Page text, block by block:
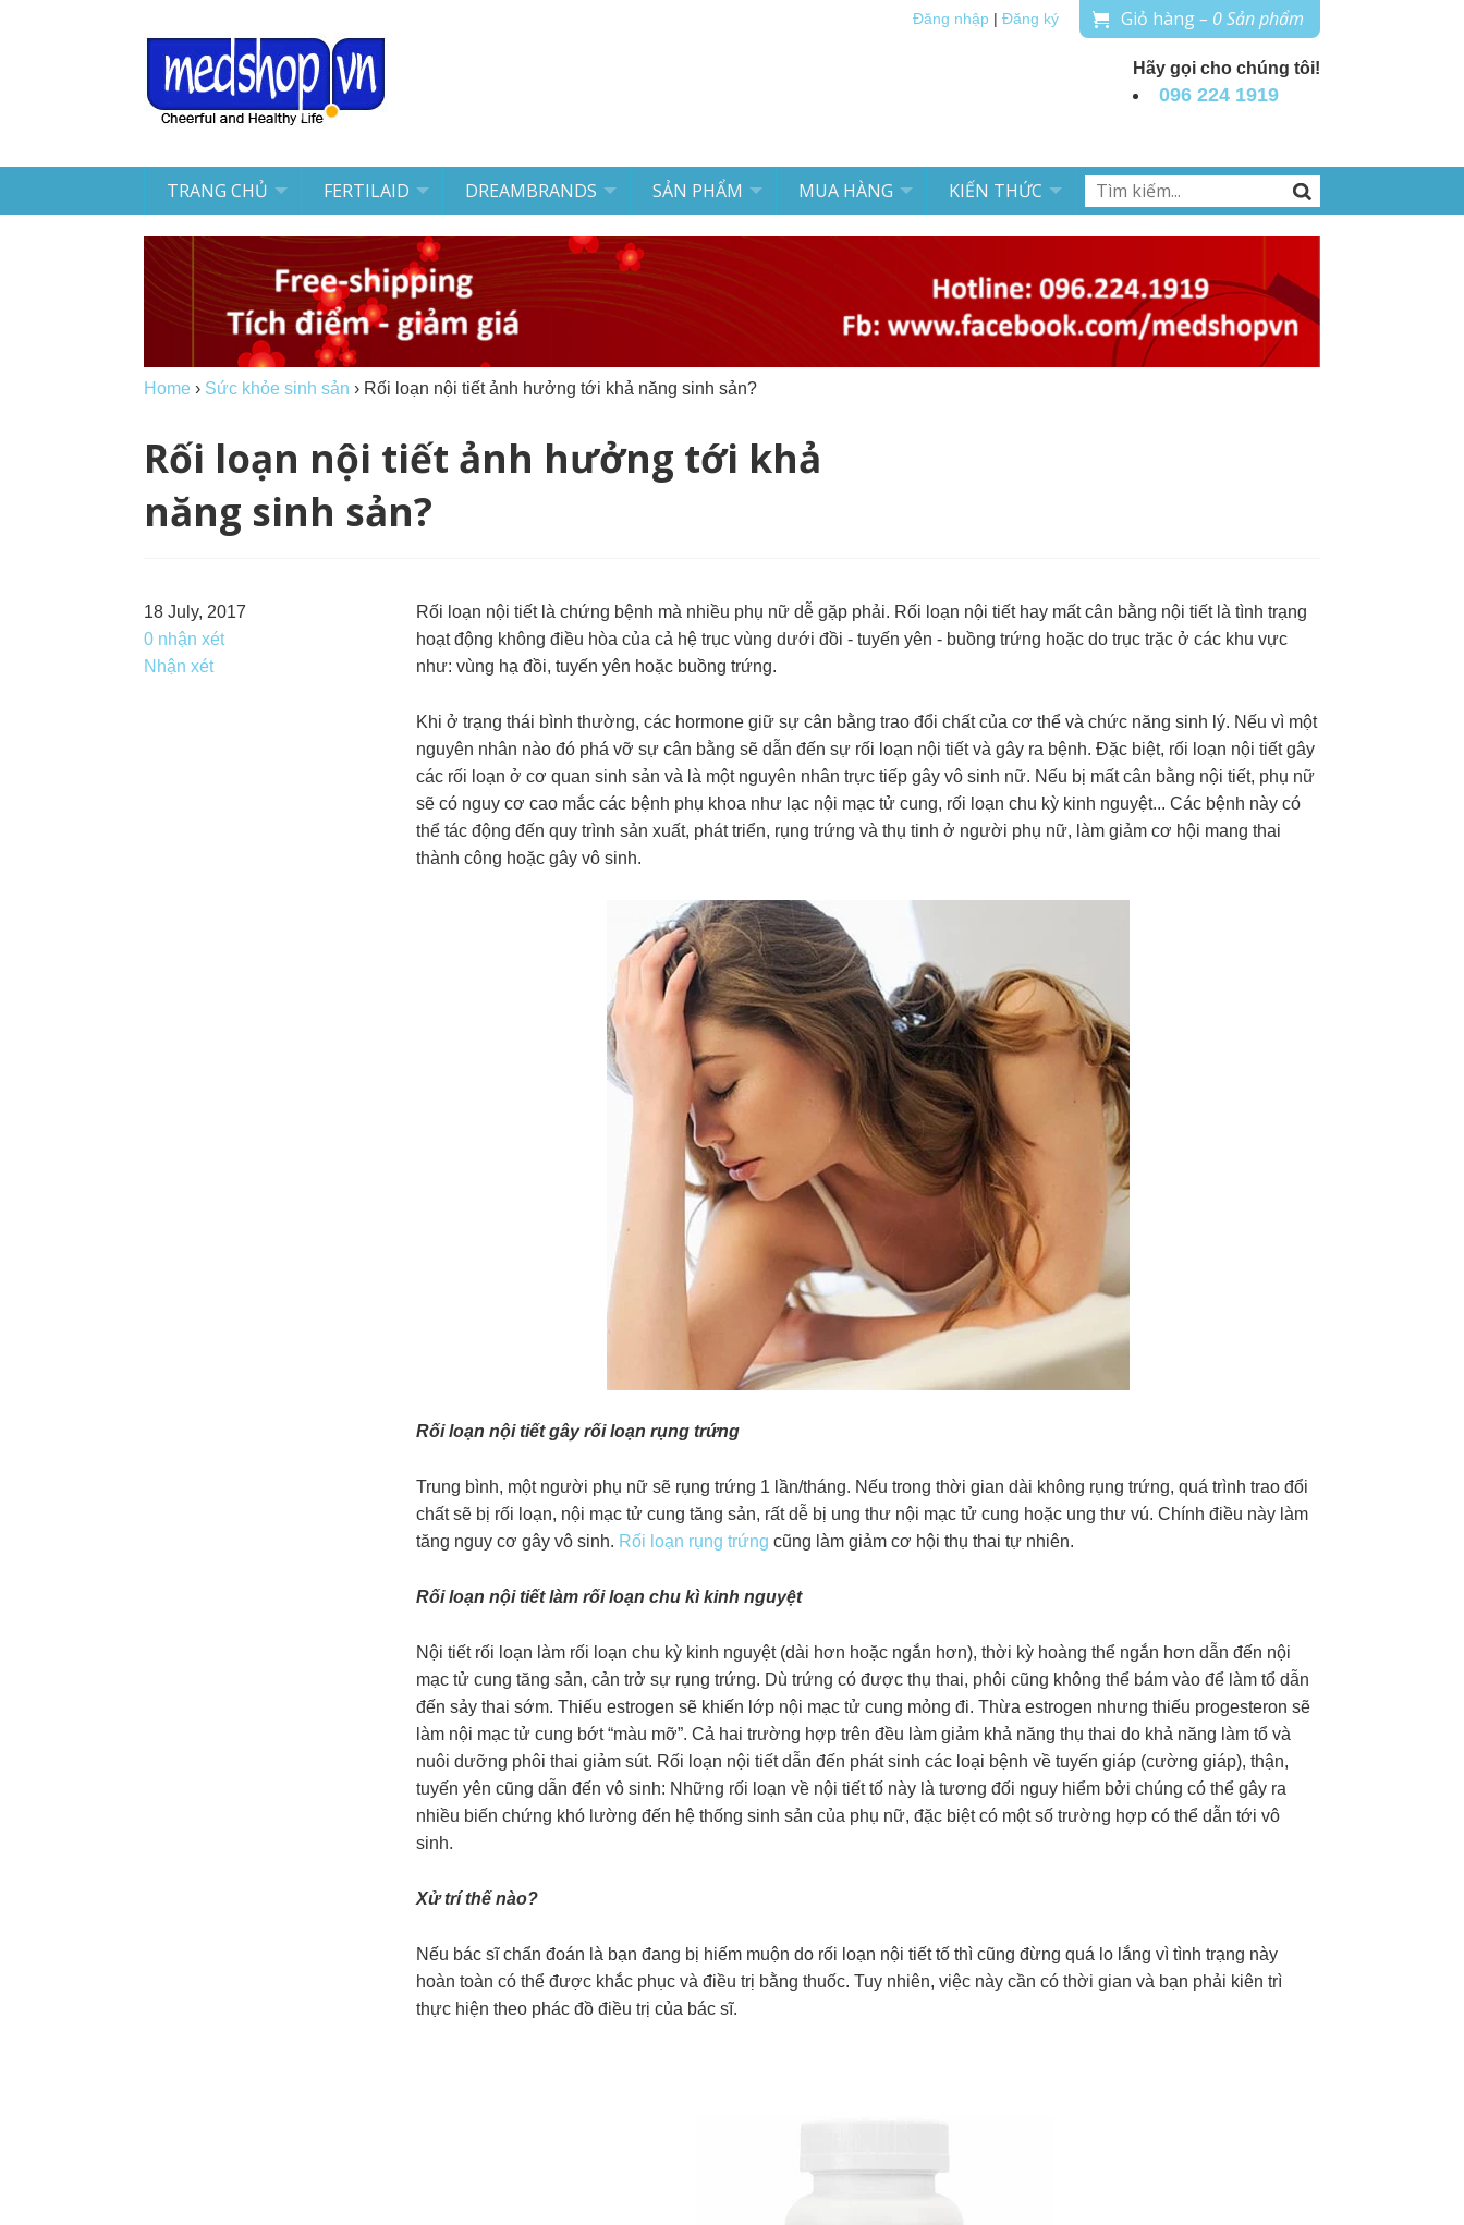
Đăng nhập Đăng ký Giỏ hàng– 0 Sản phẩm
Hãy gọi cho chúng tôi!
096 224 1919
TRANG CHỦ FERTILAID DREAMBRANDS SẢN PHẨM MUA HÀNG KIẾN THỨC
Home › Sức khỏe sinh sản › Rối loạn nội tiết ảnh hưởng tới khả năng sinh sản?
Rối loạn nội tiết ảnh hưởng tới khả
năng sinh sản?
18 July, 2017
0 nhận xét
Nhận xét
Rối loạn nội tiết là chứng bệnh mà nhiều phụ nữ dễ gặp phải. Rối loạn nội tiết hay mất cân bằng nội tiết là tình trạng
hoạt động không điều hòa của cả hệ trục vùng dưới đồi - tuyến yên - buồng trứng hoặc do trục trặc ở các khu vực
như: vùng hạ đồi, tuyến yên hoặc buồng trứng.
Khi ở trạng thái bình thường, các hormone giữ sự cân bằng trao đổi chất của cơ thể và chức năng sinh lý. Nếu vì một
nguyên nhân nào đó phá vỡ sự cân bằng sẽ dẫn đến sự rối loạn nội tiết và gây ra bệnh. Đặc biệt, rối loạn nội tiết gây
các rối loạn ở cơ quan sinh sản và là một nguyên nhân trực tiếp gây vô sinh nữ. Nếu bị mất cân bằng nội tiết, phụ nữ
sẽ có nguy cơ cao mắc các bệnh phụ khoa như lạc nội mạc tử cung, rối loạn chu kỳ kinh nguyệt... Các bệnh này có
thể tác động đến quy trình sản xuất, phát triển, rụng trứng và thụ tinh ở người phụ nữ, làm giảm cơ hội mang thai
thành công hoặc gây vô sinh.
Rối loạn nội tiết gây rối loạn rụng trứng
Trung bình, một người phụ nữ sẽ rụng trứng 1 lần/tháng. Nếu trong thời gian dài không rụng trứng, quá trình trao đổi
chất sẽ bị rối loạn, nội mạc tử cung tăng sản, rất dễ bị ung thư nội mạc tử cung hoặc ung thư vú. Chính điều này làm
tăng nguy cơ gây vô sinh. Rối loạn rụng trứng cũng làm giảm cơ hội thụ thai tự nhiên.
Rối loạn nội tiết làm rối loạn chu kì kinh nguyệt
Nội tiết rối loạn làm rối loạn chu kỳ kinh nguyệt (dài hơn hoặc ngắn hơn), thời kỳ hoàng thể ngắn hơn dẫn đến nội
mạc tử cung tăng sản, cản trở sự rụng trứng. Dù trứng có được thụ thai, phôi cũng không thể bám vào để làm tổ dẫn
đến sảy thai sớm. Thiếu estrogen sẽ khiến lớp nội mạc tử cung mỏng đi. Thừa estrogen nhưng thiếu progesteron sẽ
làm nội mạc tử cung bớt “màu mỡ”. Cả hai trường hợp trên đều làm giảm khả năng thụ thai do khả năng làm tổ và
nuôi dưỡng phôi thai giảm sút. Rối loạn nội tiết dẫn đến phát sinh các loại bệnh về tuyến giáp (cường giáp), thận,
tuyến yên cũng dẫn đến vô sinh: Những rối loạn về nội tiết tố này là tương đối nguy hiểm bởi chúng có thể gây ra
nhiều biến chứng khó lường đến hệ thống sinh sản của phụ nữ, đặc biệt có một số trường hợp có thể dẫn tới vô
sinh.
Xử trí thế nào?
Nếu bác sĩ chẩn đoán là bạn đang bị hiếm muộn do rối loạn nội tiết tố thì cũng đừng quá lo lắng vì tình trạng này
hoàn toàn có thể được khắc phục và điều trị bằng thuốc. Tuy nhiên, việc này cần có thời gian và bạn phải kiên trì
thực hiện theo phác đồ điều trị của bác sĩ.